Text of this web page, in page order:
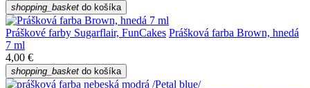
shopping_basket do košíka
Práškové farby Sugarflair, FunCakes Prášková farba Brown, hnedá
7 ml
4,00 €
shopping_basket do košíka